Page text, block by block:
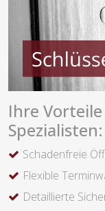
Ihre
Spezialisten:
Schadenfreie
Flexible
Detaillierte